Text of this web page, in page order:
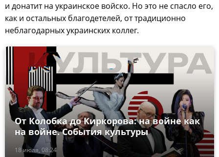
и донатит на украинское войско. Но это не спасло его,
как и остальных благодетелей, от традиционно
неблагодарных украинских коллег.
18 июля, 08:24
От Колобка до Киркорова: на войне как
на войне. События культуры